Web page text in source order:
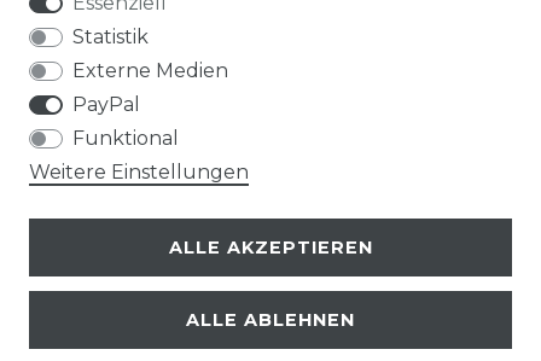
© Copyright 2026 | Alle Rechte vorbehalten.
Statistik
Externe Medien
PayPal
Funktional
Weitere Einstellungen
ALLE AKZEPTIEREN
ALLE ABLEHNEN